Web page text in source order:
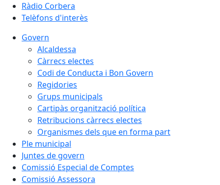
Ràdio Corbera
Telèfons d'interès
Govern
Alcaldessa
Càrrecs electes
Codi de Conducta i Bon Govern
Regidories
Grups municipals
Cartipàs organització política
Retribucions càrrecs electes
Organismes dels que en forma part
Ple municipal
Juntes de govern
Comissió Especial de Comptes
Comissió Assessora